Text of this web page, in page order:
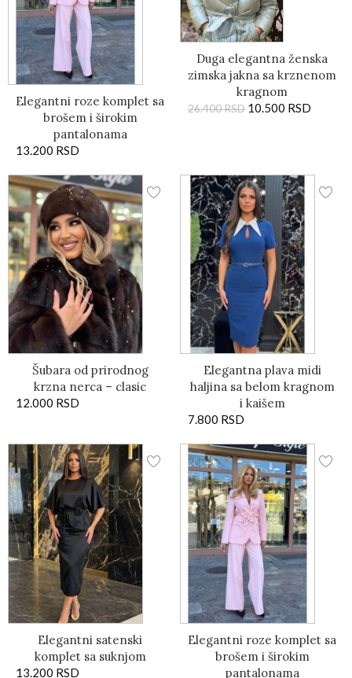
Elegantni roze komplet sa
brošem i širokim
pantalonama
13.200 RSD
Duga elegantna ženska
zimska jakna sa krznenom
kragnom
26.400RSD 10.500 RSD
Šubara od prirodnog
krzna nerca – clasic
12.000 RSD
Elegantna plava midi
haljina sa belom kragnom
i kaišem
7.800 RSD
Elegantni satenski
komplet sa suknjom
13.200 RSD
Elegantni roze komplet sa
brošem i širokim
pantalonama